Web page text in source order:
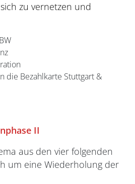
zu vernetzen und
die Bezahlkarte Stuttgart &
II
aus den vier folgenden
um eine Wiederholung der